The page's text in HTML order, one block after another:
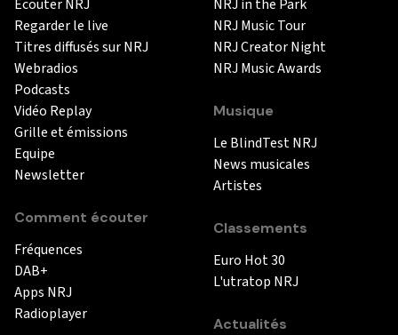
Ecouter NRJ
Regarder le live
Titres diffusés sur NRJ
Webradios
Podcasts
Vidéo Replay
Grille et émissions
Equipe
Newsletter
Comment écouter
Fréquences
DAB+
Apps NRJ
Radioplayer
NRJ in the Park
NRJ Music Tour
NRJ Creator Night
NRJ Music Awards
Musique
Le BlindTest NRJ
News musicales
Artistes
Classements
Euro Hot 30
L'utratop NRJ
Actualités